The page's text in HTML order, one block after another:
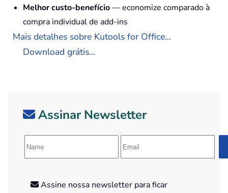
Melhor custo-benefício— economize comparado à
compra individual de add-ins
Mais detalhes sobre Kutools for Office...
Download grátis...
Assinar Newsletter
Assine nossa newsletter para ficar